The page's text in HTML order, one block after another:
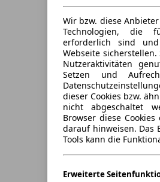
Wir bzw. diese
Technologien, die
erforderlich sind
Webseite
Nutzeraktivitäten
Setzen und
dieser Cookies bzw.
nicht abgeschaltet
Browser diese
darauf hinweisen. Das
Tools kann die
Erweiterte